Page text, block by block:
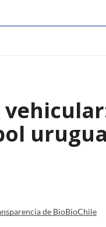
de BioBioChile